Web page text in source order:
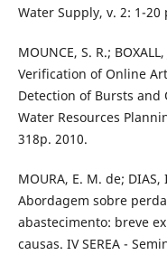
Water Supply, v. 2: 1-20
MOUNCE, S. R.;
Verification of Online
Detection of Bursts and
Water Resources
318p. 2010.
MOURA, E. M. de; DIAS,
Abordagem sobre
abastecimento: breve
causas. IV SEREA -